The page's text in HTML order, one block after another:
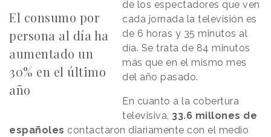
El consumo por
persona al día ha
aumentado un
30% en el último
año
de los espectadores que ven
cada jornada la televisión es
de 6 horas y 35 minutos al
día. Se trata de 84 minutos
más que en el mismo mes
del año pasado.
En cuanto a la cobertura
televisiva, 33.6 millones de
españoles contactaron diariamente con el medio